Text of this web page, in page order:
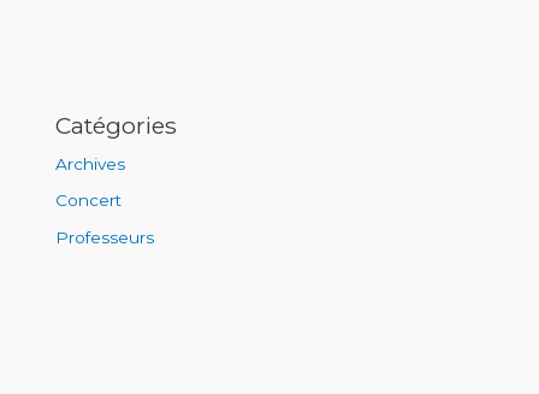
Catégories
Archives
Concert
Professeurs